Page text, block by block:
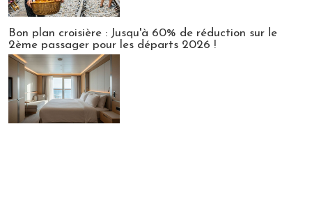
Bon plan croisière : Jusqu'à 60% de réduction sur le
2ème passager pour les départs 2026 !